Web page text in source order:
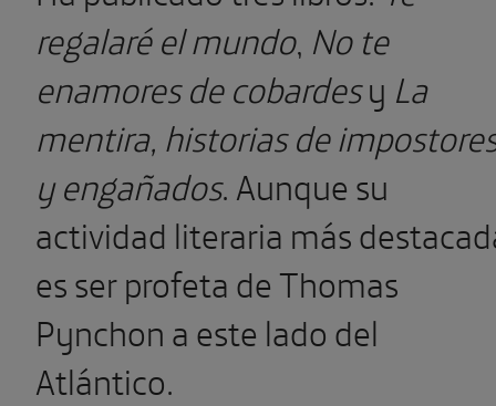
regalaré el mundo, No te
enamores de cobardesy La
mentira, historias de
y engañados. Aunque su
actividad literaria más
es ser profeta de Thomas
Pynchon a este lado del
Atlántico.